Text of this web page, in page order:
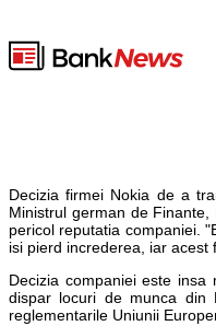
Decizia firmei Nokia de a
Ministrul german de
pericol reputatia companiei.
isi pierd increderea, iar
Decizia companiei este
dispar locuri de munca din
reglementarile Uniunii